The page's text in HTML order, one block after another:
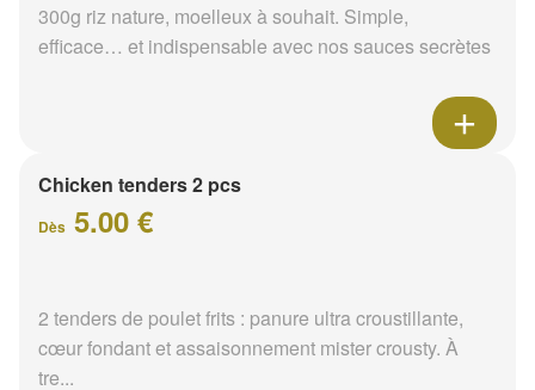
300g riz nature, moelleux à souhait. Simple,
efficace… et indispensable avec nos sauces secrètes
Chicken tenders 2 pcs
Dès 5.00 €
2 tenders de poulet frits : panure ultra croustillante,
cœur fondant et assaisonnement mister crousty. À
tre...